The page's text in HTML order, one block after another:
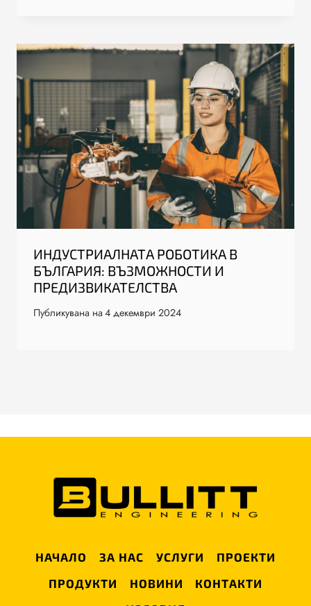
ИНДУСТРИАЛНАТА РОБОТИКА В
БЪЛГАРИЯ: ВЪЗМОЖНОСТИ И
ПРЕДИЗВИКАТЕЛСТВА
Публикувана на 4 декември 2024
НАЧАЛО ЗА НАС УСЛУГИ
ПРОЕКТИ
ПРОДУКТИ
НОВИНИ
КОНТАКТИ